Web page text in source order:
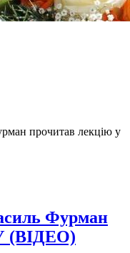
прочитав лекцію у
Фурман
(ВІДЕО)